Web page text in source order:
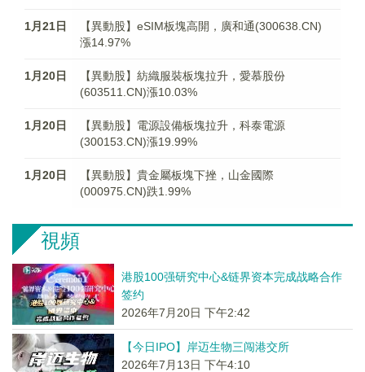
1月21日
【異動股】eSIM板塊高開，廣和通(300638.CN)
漲14.97%
1月20日
【異動股】紡織服裝板塊拉升，愛慕股份
(603511.CN)漲10.03%
1月20日
【異動股】電源設備板塊拉升，科泰電源
(300153.CN)漲19.99%
1月20日
【異動股】貴金屬板塊下挫，山金國際
(000975.CN)跌1.99%
視頻
港股100强研究中心&链界资本完成战略合作
签约
2026年7月20日 下午2:42
【今日IPO】岸迈生物三闯港交所
2026年7月13日 下午4:10